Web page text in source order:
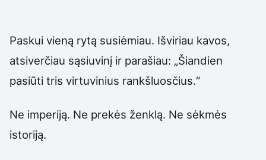
Paskui vieną rytą susiėmiau. Išviriau kavos,
atsiverčiau sąsiuvinį ir parašiau: „Šiandien
pasiūti tris virtuvinius rankšluosčius.“
Ne imperiją. Ne prekės ženklą. Ne sėkmės
istoriją.